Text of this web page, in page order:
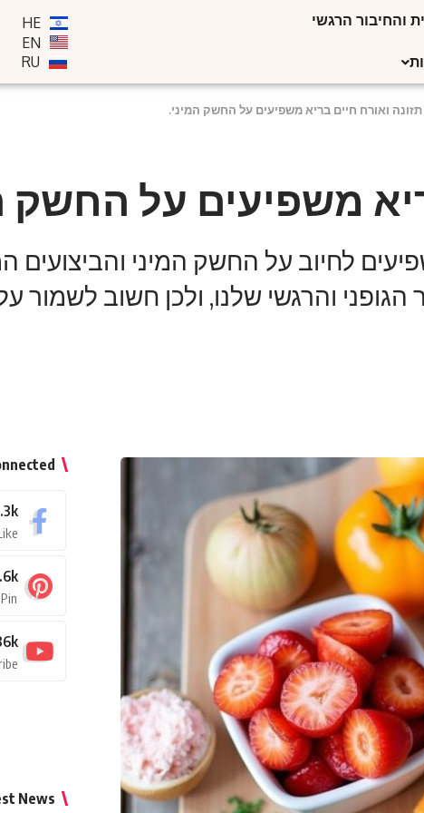
והחיבור הרגשי
HE
EN
RU
תזונה ואורח חיים בריא משפיעים על החשק המיני.
משפיעים על החשק
לחיוב על החשק המיני והביצועים
והרגשי שלנו, ולכן חשוב לשמור
Pin
News